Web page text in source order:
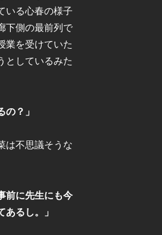
いる心春の様子
下側の最前列で
業を受けていた
としているみた
？」
は不思議そうな
前に先生にも今
あるし。」